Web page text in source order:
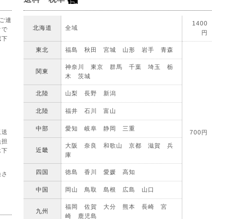
連
北海道 全域
1400
円
東北 福島 秋田 宮城 山形 岩手 青森
700円
関東
神奈川 東京 群馬 千葉 埼玉 栃
木 茨城
北陸 山梨 長野 新潟
北陸 福井 石川 富山
中部 愛知 岐阜 静岡 三重
近畿
大阪 奈良 和歌山 京都 滋賀 兵
庫
四国 徳島 香川 愛媛 高知
中国 岡山 鳥取 島根 広島 山口
九州
福岡 佐賀 大分 熊本 長崎 宮
崎 鹿児島